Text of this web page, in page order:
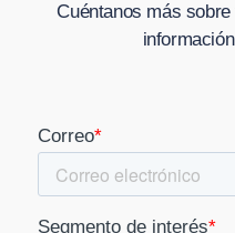
Cuéntanos más